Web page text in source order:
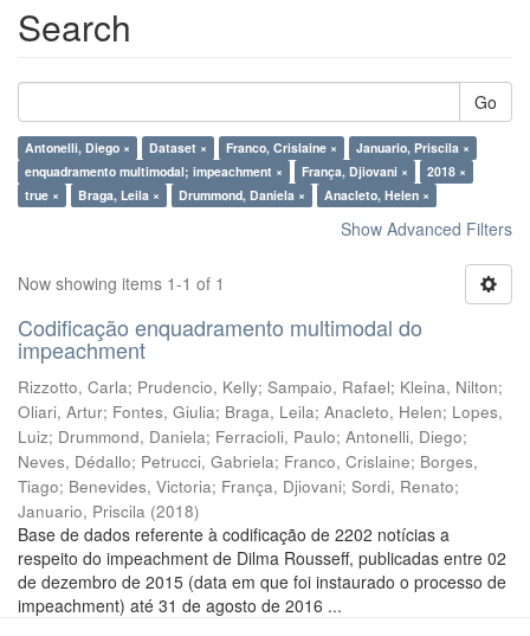
Search
Go
Antonelli, Diego × Dataset × Franco, Crislaine ×
Januario, Priscila ×
enquadramento multimodal; impeachment ×
França, Djiovani ×
2018 ×
true ×
Braga, Leila × Drummond, Daniela × Anacleto, Helen ×
Show Advanced Filters
Now showing items 1-1 of 1
Codificação enquadramento multimodal do
impeachment
Rizzotto, Carla; Prudencio, Kelly; Sampaio, Rafael; Kleina, Nilton;
Oliari, Artur; Fontes, Giulia; Braga, Leila; Anacleto, Helen; Lopes,
Luiz; Drummond, Daniela; Ferracioli, Paulo; Antonelli, Diego;
Neves, Dédallo; Petrucci, Gabriela; Franco, Crislaine; Borges,
Tiago; Benevides, Victoria; França, Djiovani; Sordi, Renato;
Januario, Priscila (2018)
Base de dados referente à codificação de 2202 notícias a
respeito do impeachment de Dilma Rousseff, publicadas entre 02
de dezembro de 2015 (data em que foi instaurado o processo de
impeachment) até 31 de agosto de 2016 ...